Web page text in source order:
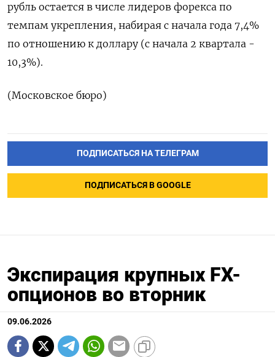
рубль остается в числе лидеров форекса по
темпам укрепления, набирая с ‌начала года 7,4%
по отношению к доллару (с начала 2 квартала -
10,3%).
(Московское бюро)
ПОДПИСАТЬСЯ НА ТЕЛЕГРАМ
ПОДПИСАТЬСЯ В GOOGLE
Экспирация крупных FX-
опционов во вторник
09.06.2026